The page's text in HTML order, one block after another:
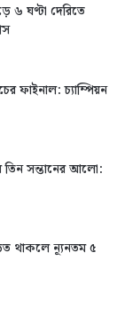
৬ ঘণ্টা দেরিতে
ফাইনাল: চ্যাম্পিয়ন
তিন সন্তানের আলো:
থাকলে ন্যূনতম ৫